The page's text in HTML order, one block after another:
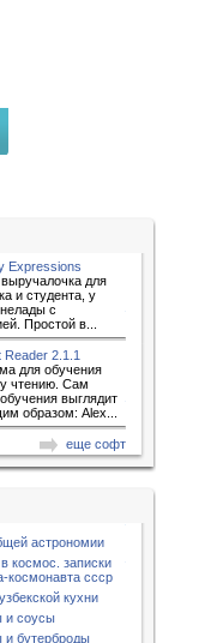
Expressions
для
и студента, у
с
Простой в...
Reader 2.1.1
для обучения
чтению. Сам
выглядит
образом: Alex...
еще софт
астрономии
космос. записки
космонавта ссср
кухни
и соусы
и бутерброды